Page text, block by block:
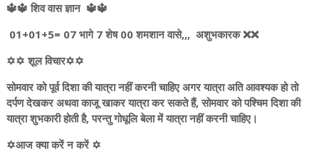
🔱🔱 शिव वास ज्ञान 🔱🔱
01+01+5= 07 भागे 7 शेष 00 शमशान वासे,,, अशुभकारक ❌❌
✡️✡️ शूल विचार✡️✡️
सोमवार को पूर्व दिशा की यात्रा नहीं करनी चाहिए अगर यात्रा अति आवश्यक हो तो
दर्पण देखकर अथवा काजू खाकर यात्रा कर सकते हैं, सोमवार को पश्चिम दिशा की
यात्रा शुभकारी होती है, परन्तु गोधूलि बेला में यात्रा नहीं करनी चाहिए।
✡️आज क्या करें न करें ✡️